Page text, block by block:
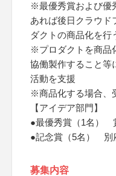
※最優秀賞および優
あれば後日クラウド
ダクトの商品化を行
※プロダクトを商品
協働製作すること等
活動を支援
※商品化する場合、
【アイデア部門】
●最優秀賞（1名）
●記念賞（5名） 別
募集内容